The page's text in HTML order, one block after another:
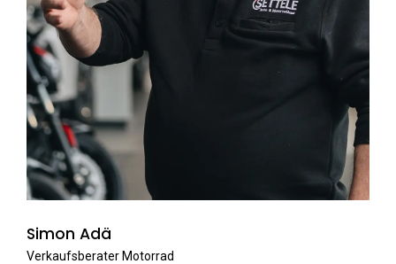
Simon Adä
Verkaufsberater Motorrad